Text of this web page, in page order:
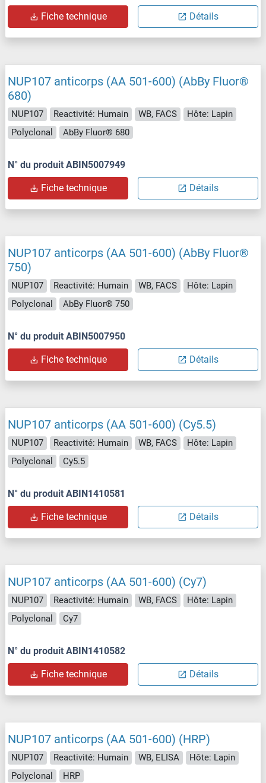
Fiche technique Détails
NUP107 anticorps (AA 501-600) (AbBy Fluor®
680)
NUP107 Reactivité: Humain WB, FACS
Hôte: Lapin
Polyclonal
AbBy Fluor® 680
N° du produit ABIN5007949
Fiche technique Détails
NUP107 anticorps (AA 501-600) (AbBy Fluor®
750)
NUP107 Reactivité: Humain WB, FACS
Hôte: Lapin
Polyclonal
AbBy Fluor® 750
N° du produit ABIN5007950
Fiche technique Détails
NUP107 anticorps (AA 501-600) (Cy5.5)
NUP107 Reactivité: Humain WB, FACS
Hôte: Lapin
Polyclonal
Cy5.5
N° du produit ABIN1410581
Fiche technique Détails
NUP107 anticorps (AA 501-600) (Cy7)
NUP107 Reactivité: Humain WB, FACS
Hôte: Lapin
Polyclonal
Cy7
N° du produit ABIN1410582
Fiche technique Détails
NUP107 anticorps (AA 501-600) (HRP)
NUP107 Reactivité: Humain WB, ELISA
Hôte: Lapin
Polyclonal
HRP